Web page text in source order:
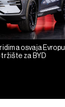
osvaja Evropu,
za BYD